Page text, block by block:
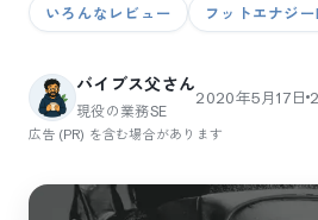
いろんなレビュー フットエナジー
バイブス父さん
現役の業務SE
2020年5月17日 2
広告 (PR) を含む場合があります